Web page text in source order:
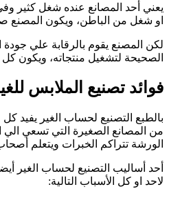
يعني أحد المصانع عنده شغل كثير
او شغل من الباطن، ويكون المصنع
لكن المصنع يقوم بالرقابة علي
الصحيحة لتشغيل منتجاته، ويكون
فوائد تصنيع الملابس
بالطبع التصنيع لحساب الغير يفيد
من المصانع الصغيرة التي تسعي الي
الورشة تتراكم الخبرات ويتعلم
أحد أساليب التصنيع لحساب الغير
لاحد او كل الأسباب التالية: